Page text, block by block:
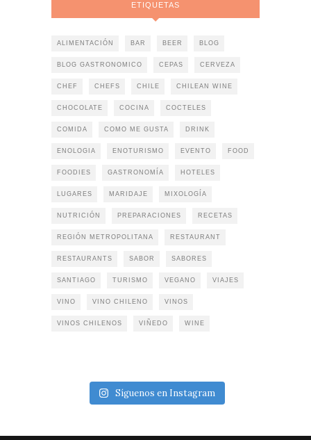
ETIQUETAS
ALIMENTACIÓN BAR BEER BLOG
BLOG GASTRONOMICO CEPAS CERVEZA
CHEF CHEFS CHILE CHILEAN WINE
CHOCOLATE COCINA COCTELES
COMIDA COMO ME GUSTA DRINK
ENOLOGIA ENOTURISMO EVENTO FOOD
FOODIES GASTRONOMÍA HOTELES
LUGARES MARIDAJE MIXOLOGÍA
NUTRICIÓN PREPARACIONES RECETAS
REGIÓN METROPOLITANA RESTAURANT
RESTAURANTS SABOR SABORES
SANTIAGO TURISMO VEGANO VIAJES
VINO VINO CHILENO VINOS
VINOS CHILENOS VIÑEDO WINE
Síguenos en Instagram